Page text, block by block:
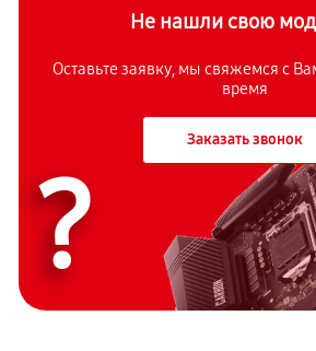
Не нашли свою
Оставьте заявку, мы свяжемся с
время
Заказать звонок
?